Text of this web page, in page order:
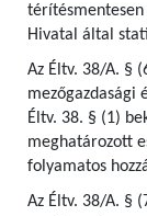
térítésmentesen
Hivatal által
Az Éltv. 38/A. §
mezőgazdasági
Éltv. 38. § (1)
meghatározott
folyamatos
Az Éltv. 38/A. §